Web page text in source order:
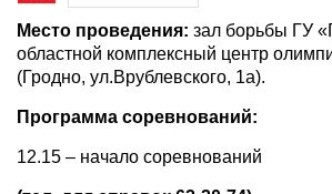
Место проведения: зал борьбы ГУ
областной комплексный центр
(Гродно, ул.Врублевского, 1а).
Программа соревнований:
12.15 – начало соревнований